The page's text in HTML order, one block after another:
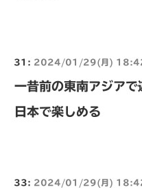
31: 2024/01/29(月)
一昔前の東南アジア
日本で楽しめる
33: 2024/01/29(月)